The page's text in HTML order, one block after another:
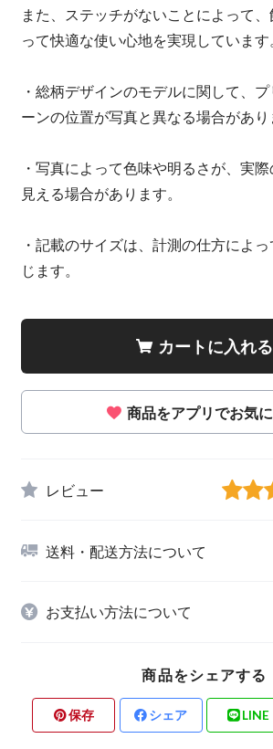
また、ステッチがないことによって
って快適な使い心地を実現しています
・総柄デザインのモデルに関して、
ーンの位置が写真と異なる場合があり
・写真によって色味や明るさが、実
見える場合があります。
・記載のサイズは、計測の仕方によ
じます。
カートに入れる
商品をアプリでお気
レビュー
送料・配送方法について
お支払い方法について
商品をシェアする
保存 シェア LINE